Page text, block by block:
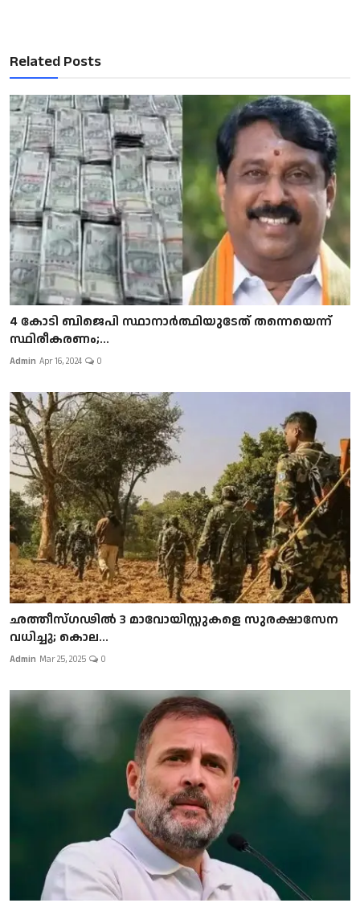
Related Posts
4 കോടി ബിജെപി സ്ഥാനാർത്ഥിയുടേത് തന്നെയെന്ന്
സ്ഥിരീകരണം;...
Admin Apr 16, 2024 0
ഛത്തീസ്ഗഢില്‍ 3 മാവോയിസ്റ്റുകളെ സുരക്ഷാസേന
വധിച്ചു; കൊല...
Admin Mar 25, 2025 0